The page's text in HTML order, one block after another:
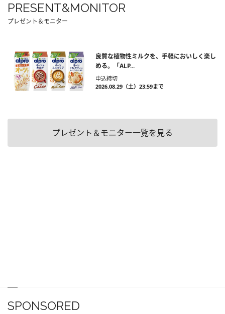
PRESENT&MONITOR
プレゼント＆モニター
良質な植物性ミルクを、手軽においしく楽し
める。「ALP...
申込締切
2026.08.29（土）23:59まで
プレゼント＆モニター一覧を見る
SPONSORED